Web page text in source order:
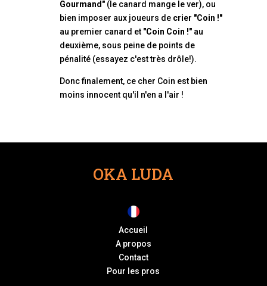
Gourmand"(le canard mange le ver), ou
bien imposer aux joueurs de crier "Coin !"
au premier canard et"Coin Coin !"au
deuxième, sous peine de points de
pénalité (essayez c'est très drôle!).
Donc finalement, ce cher Coin est bien
moins innocent qu'il n'en a l'air !
OKA LUDA
Accueil
A propos
Contact
Pour les pros